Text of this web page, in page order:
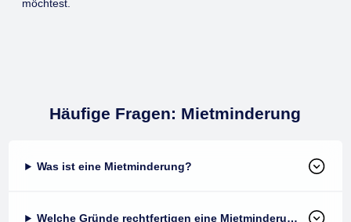
möchtest.
Häufige Fragen: Mietminderung
Was ist eine Mietminderung?
Welche Gründe rechtfertigen eine Mietminderung?